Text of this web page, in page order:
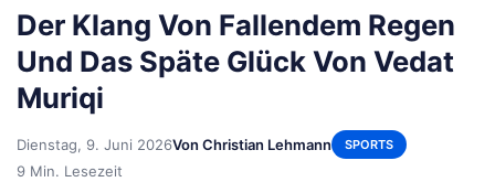
Der Klang Von Fallendem Regen
Und Das Späte Glück Von Vedat
Muriqi
Dienstag, 9. Juni 2026Von Christian Lehmann SPORTS
9 Min. Lesezeit